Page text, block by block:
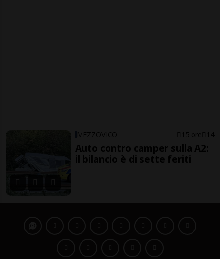
MEZZOVICO 15 ore 14
Auto contro camper sulla A2:
il bilancio è di sette feriti